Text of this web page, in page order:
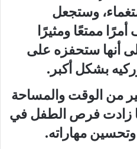
وستجعل
ممتعًا ومثيرًا
أنها ستحفزه على
بشكل أكبر.
من الوقت والمساحة
زادت فرص الطفل في
مهاراته.